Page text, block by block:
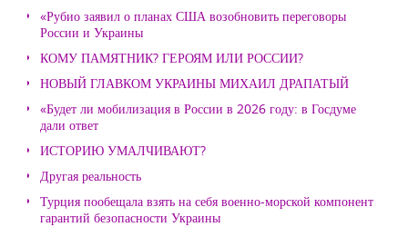
«Рубио заявил о планах США возобновить переговоры
России и Украины
КОМУ ПАМЯТНИК? ГЕРОЯМ ИЛИ РОССИИ?
НОВЫЙ ГЛАВКОМ УКРАИНЫ МИХАИЛ ДРАПАТЫЙ
«Будет ли мобилизация в России в 2026 году: в Госдуме
дали ответ
ИСТОРИЮ УМАЛЧИВАЮТ?
Другая реальность
Турция пообещала взять на себя военно-морской компонент
гарантий безопасности Украины